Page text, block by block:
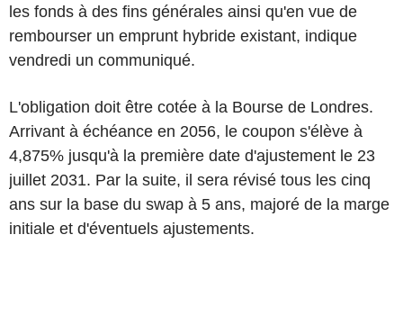
les fonds à des fins générales ainsi qu'en vue de
rembourser un emprunt hybride existant, indique
vendredi un communiqué.
L'obligation doit être cotée à la Bourse de Londres.
Arrivant à échéance en 2056, le coupon s'élève à
4,875% jusqu'à la première date d'ajustement le 23
juillet 2031. Par la suite, il sera révisé tous les cinq
ans sur la base du swap à 5 ans, majoré de la marge
initiale et d'éventuels ajustements.